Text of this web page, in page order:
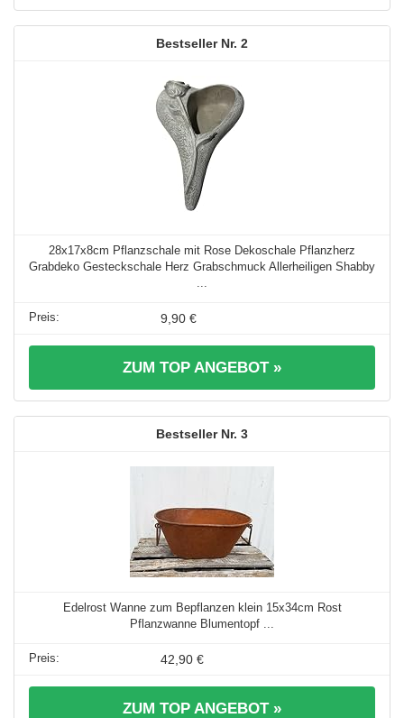
2
28x17x8cm Pflanzschale mit Rose Dekoschale Pflanzherz
Grabdeko Gesteckschale Herz Grabschmuck Allerheiligen Shabby
9,90 €
ZUM TOP ANGEBOT »
3
Edelrost Wanne zum Bepflanzen klein 15x34cm Rost
Pflanzwanne Blumentopf ...
42,90 €
ZUM TOP ANGEBOT »